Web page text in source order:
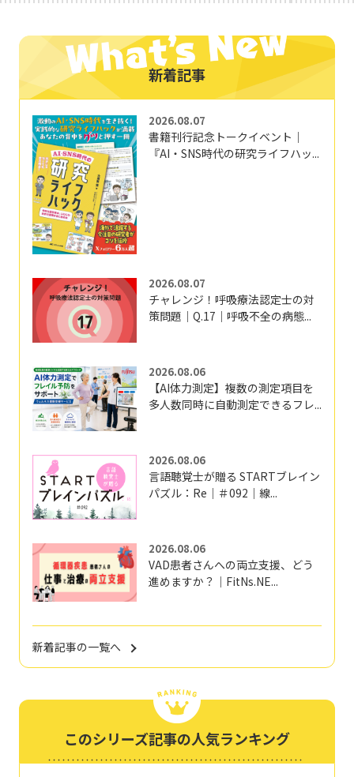
新着記事
2026.08.07
書籍刊行記念トークイベント｜
『AI・SNS時代の研究ライフハッ...
2026.08.07
チャレンジ！呼吸療法認定士の対
策問題｜Q.17｜呼吸不全の病態...
2026.08.06
【AI体力測定】複数の測定項目を
多人数同時に自動測定できるフレ...
2026.08.06
言語聴覚士が贈る STARTブレイン
パズル：Re｜＃092｜線...
2026.08.06
VAD患者さんへの両立支援、どう
進めますか？｜FitNs.NE...
新着記事の一覧へ
このシリーズ記事の人気ランキング